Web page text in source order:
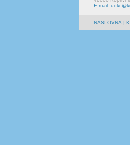
E-mail:
NASLOVNA |